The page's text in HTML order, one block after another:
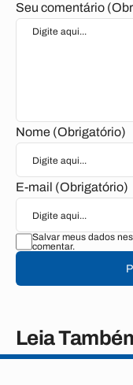
Seu comentário
Nome (Obrigatório)
E-mail (Obrigatório)
Salvar meus dados
comentar.
Leia